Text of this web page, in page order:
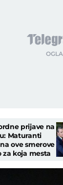
prijave na
Maturanti
ove smerove
za koja mesta